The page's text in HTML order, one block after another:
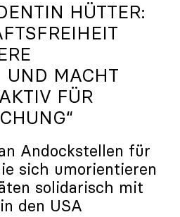
HÜTTER:
UND MACHT
FÜR
Andockstellen für
sich umorientieren
solidarisch mit
den USA